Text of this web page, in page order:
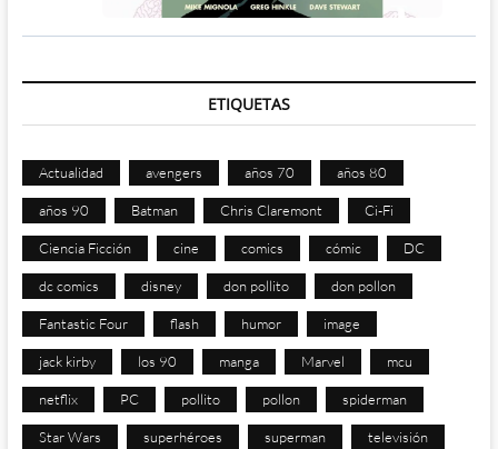
ETIQUETAS
Actualidad avengers años 70 años 80
años 90 Batman Chris Claremont Ci-Fi
Ciencia Ficción cine comics cómic DC
dc comics disney don pollito don pollon
Fantastic Four flash humor image
jack kirby los 90 manga Marvel mcu
netflix PC pollito pollon spiderman
Star Wars superhéroes superman televisión